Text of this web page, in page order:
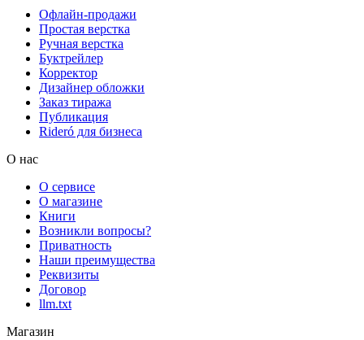
Офлайн-продажи
Простая верстка
Ручная верстка
Буктрейлер
Корректор
Дизайнер обложки
Заказ тиража
Публикация
Rideró для бизнеса
О нас
О сервисе
О магазине
Книги
Возникли вопросы?
Приватность
Наши преимущества
Реквизиты
Договор
llm.txt
Магазин